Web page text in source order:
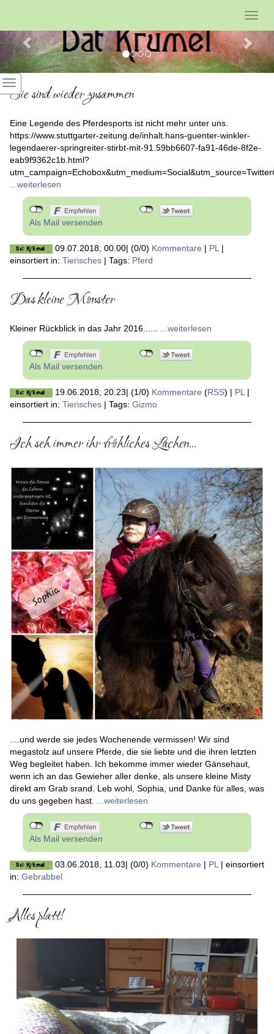
Sie sind wieder zusammen
Eine Legende des Pferdesports ist nicht mehr unter uns.
https://www.stuttgarter-zeitung.de/inhalt.hans-guenter-winkler-
legendaerer-springreiter-stirbt-mit-91.59bb6607-fa91-46de-8f2e-
eab9f9362c1b.html?
...weiterlesen
Als Mail versenden
09.07.2018, 00.00| (0/0) Kommentare | PL|
einsortiert in: Tierisches | Tags: Pferd
Das kleine Monster
Kleiner Rückblick in das Jahr 2016...... ...weiterlesen
Als Mail versenden
19.06.2018, 20.23| (1/0) Kommentare (RSS) | PL|
einsortiert in: Tierisches | Tags: Gizmo
Ich seh immer ihr fröhliches Lachen...
....und werde sie jedes Wochenende vermissen! Wir sind
megastolz auf unsere Pferde, die sie liebte und die ihren letzten
Weg begleitet haben. Ich bekomme immer wieder Gänsehaut,
wenn ich an das Gewieher aller denke, als unsere kleine Misty
direkt am Grab srand. Leb wohl, Sophia, und Danke für alles, was
du uns gegeben hast. ...weiterlesen
Als Mail versenden
03.06.2018, 11.03| (0/0) Kommentare | PL| einsortiert
in: Gebrabbel
Alles platt!